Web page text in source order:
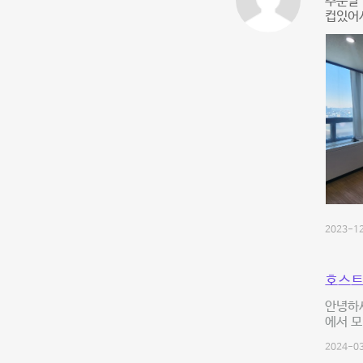
컵있
2023-
호스
안녕하
에서
2024-